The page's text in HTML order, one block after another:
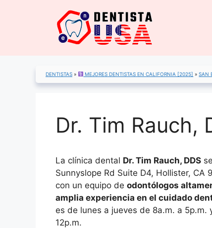
DENTISTAS » MEJORES DENTISTAS EN CALIFORNIA [2025] »SAN
Dr. Tim Rauch,
La clínica dental Dr. Tim Rauch, DDS
Sunnyslope Rd Suite D4, Hollister, CA
con un equipo de odontólogos
amplia experiencia en el cuidado
es de lunes a jueves de 8a.m. a 5p.m.
12p.m.